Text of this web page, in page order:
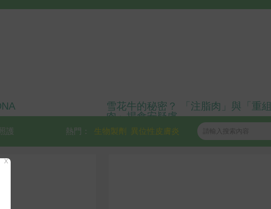
雪花牛的秘密？ 「注脂肉」與「重
肉」揭食安疑慮
護 異位性皮膚炎
生物製劑
熱門：
X